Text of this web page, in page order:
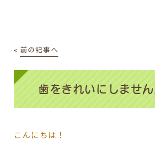
« 前の記事へ
歯をきれいにしませ
こんにちは！